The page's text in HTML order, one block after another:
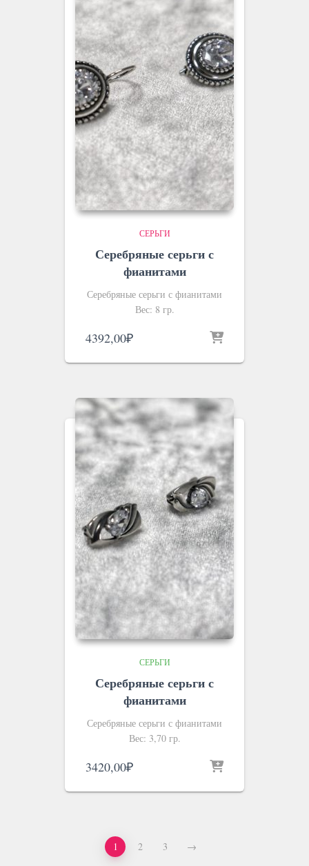
СЕРЬГИ
Серебряные серьги с
фианитами
Серебряные серьги с фианитами
Вес: 8 гр.
4392,00₽
СЕРЬГИ
Серебряные серьги с
фианитами
Серебряные серьги с фианитами
Вес: 3,70 гр.
3420,00₽
1 2 3 →